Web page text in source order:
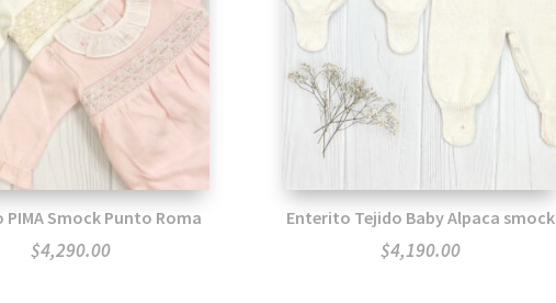
Smock Punto Roma
$4,290.00
Enterito Tejido Baby Alpaca smock
$4,190.00